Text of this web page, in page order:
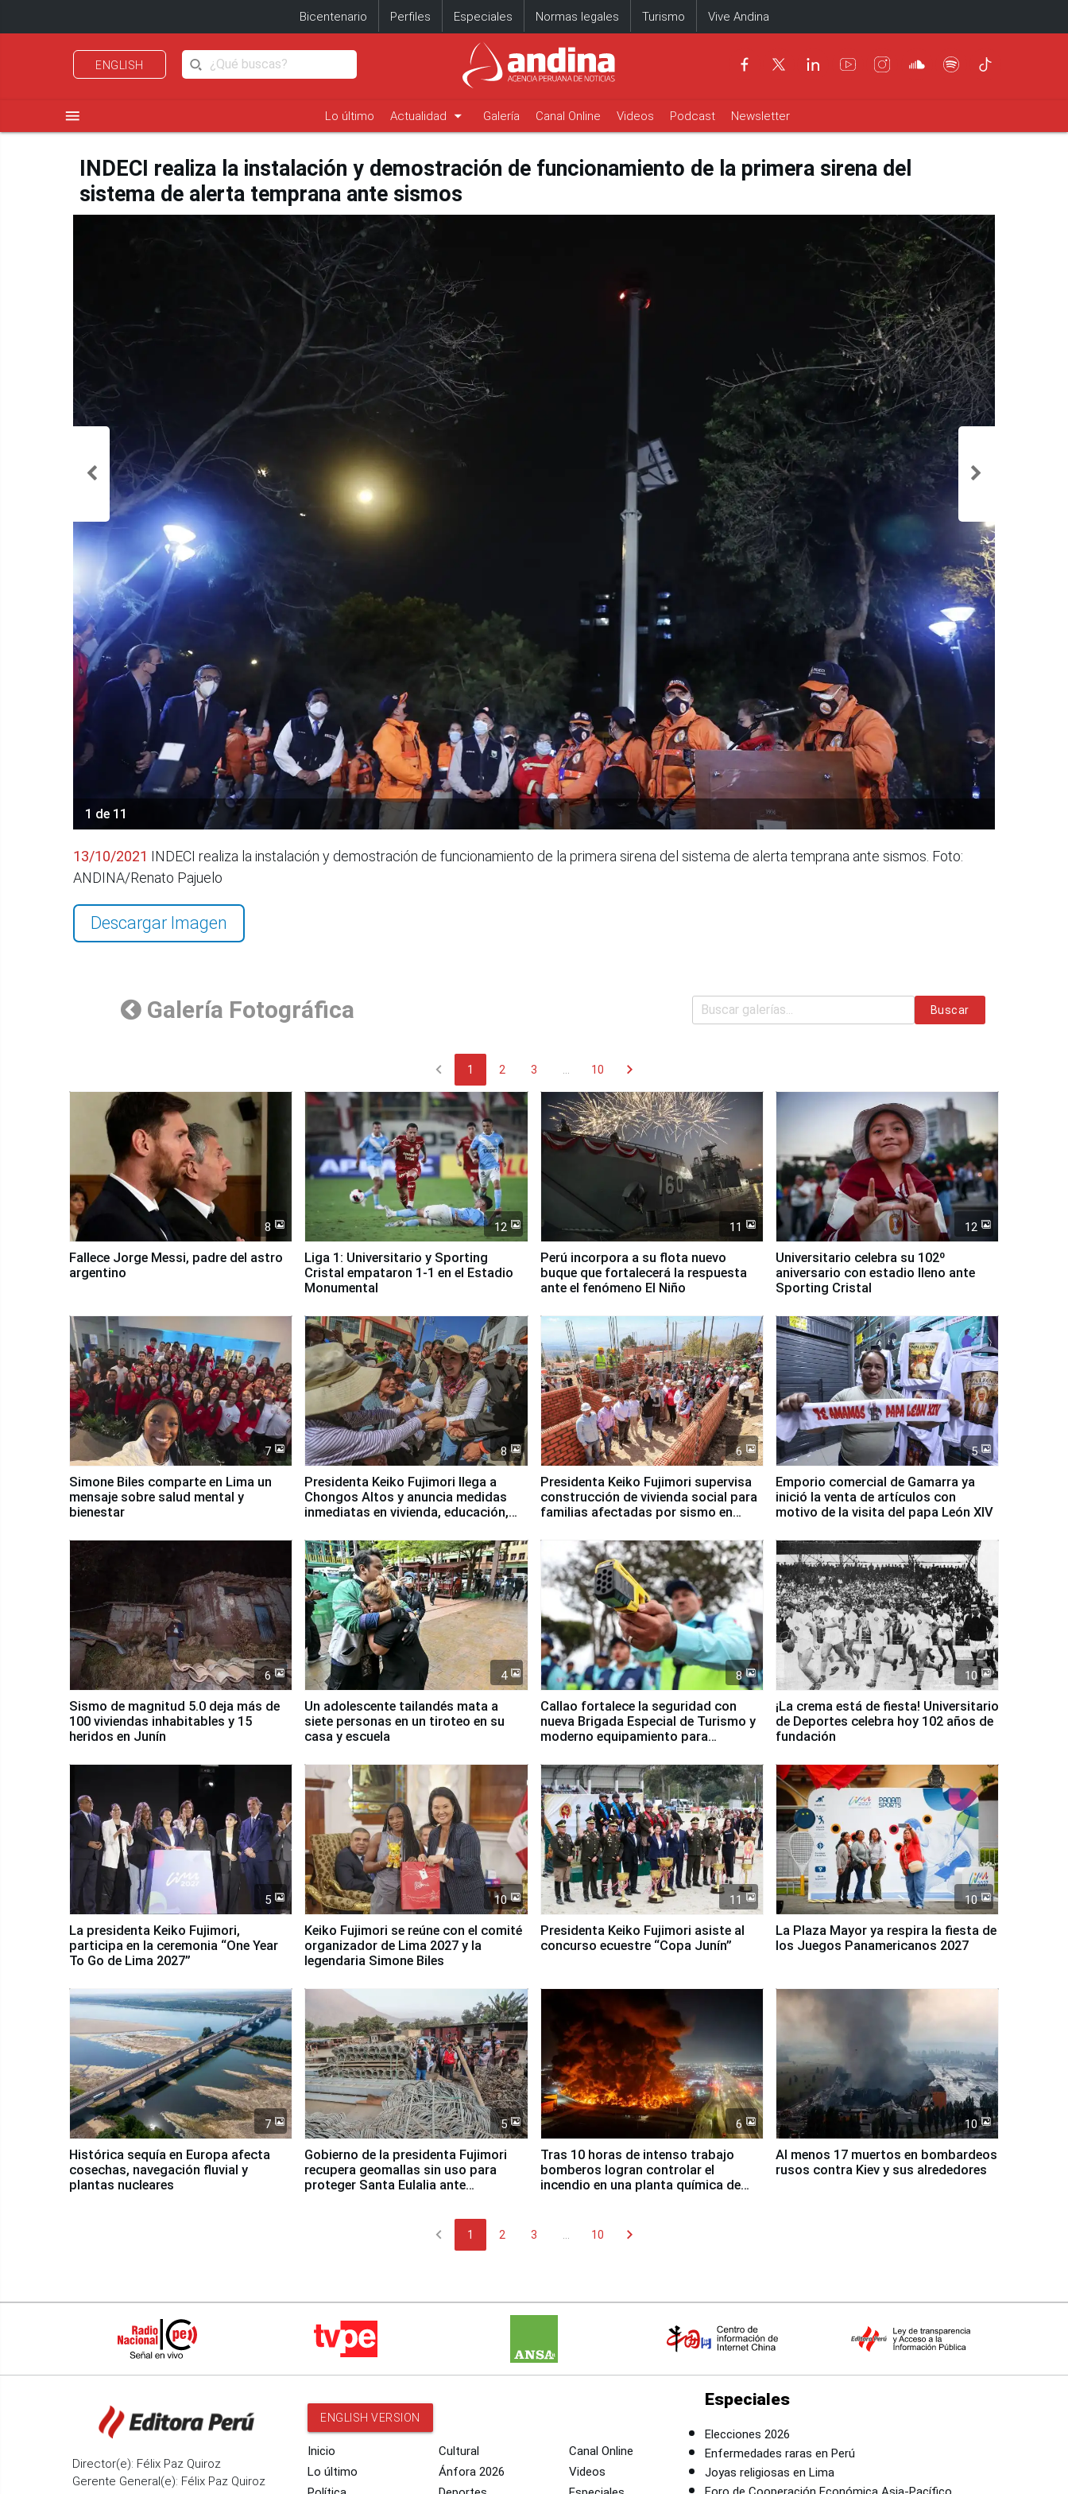
Bicentenario Perfiles Especiales Normas legales Turismo Vive Andina
ENGLISH
menu Lo último Actualidad arrow_drop_down Galería Canal Online Videos Podcast Newsletter
INDECI realiza la instalación y demostración de funcionamiento de la primera sirena del
sistema de alerta temprana ante sismos
1 de 11
13/10/2021 INDECI realiza la instalación y demostración de funcionamiento de la primera sirena del sistema de alerta temprana ante sismos. Foto:
ANDINA/Renato Pajuelo
Descargar Imagen
Galería Fotográfica Buscar
chevron_left 1 2 3 10 chevron_right
8
Fallece Jorge Messi, padre del astro
argentino
12
Liga 1: Universitario y Sporting
Cristal empataron 1-1 en el Estadio
Monumental
11
Perú incorpora a su flota nuevo
buque que fortalecerá la respuesta
ante el fenómeno El Niño
12
Universitario celebra su 102º
aniversario con estadio lleno ante
Sporting Cristal
7
Simone Biles comparte en Lima un
mensaje sobre salud mental y
bienestar
8
Presidenta Keiko Fujimori llega a
Chongos Altos y anuncia medidas
inmediatas en vivienda, educación,
6
Presidenta Keiko Fujimori supervisa
construcción de vivienda social para
familias afectadas por sismo en
5
Emporio comercial de Gamarra ya
inició la venta de artículos con
motivo de la visita del papa León XIV
6
Sismo de magnitud 5.0 deja más de
100 viviendas inhabitables y 15
heridos en Junín
4
Un adolescente tailandés mata a
siete personas en un tiroteo en su
casa y escuela
8
Callao fortalece la seguridad con
nueva Brigada Especial de Turismo y
moderno equipamiento para
10
¡La crema está de fiesta! Universitario
de Deportes celebra hoy 102 años de
fundación
5
La presidenta Keiko Fujimori,
participa en la ceremonia “One Year
To Go de Lima 2027”
10
Keiko Fujimori se reúne con el comité
organizador de Lima 2027 y la
legendaria Simone Biles
11
Presidenta Keiko Fujimori asiste al
concurso ecuestre “Copa Junín”
10
La Plaza Mayor ya respira la fiesta de
los Juegos Panamericanos 2027
7
Histórica sequía en Europa afecta
cosechas, navegación fluvial y
plantas nucleares
5
Gobierno de la presidenta Fujimori
recupera geomallas sin uso para
proteger Santa Eulalia ante
6
Tras 10 horas de intenso trabajo
bomberos logran controlar el
incendio en una planta química de
10
Al menos 17 muertos en bombardeos
rusos contra Kiev y sus alrededores
chevron_left 1 2 3 10 chevron_right
Director(e): Félix Paz Quiroz
Gerente General(e): Félix Paz Quiroz
ENGLISH VERSION
Inicio
Lo último
Cultural
Ánfora 2026
Canal Online
Videos
Especiales
Elecciones 2026
Enfermedades raras en Perú
Joyas religiosas en Lima